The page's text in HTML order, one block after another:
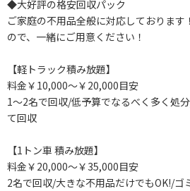
◆大好評の格安回収パック
ご家庭の不用品全般に対応しておりま
ので、一緒にご用意ください！
【軽トラック積み放題】
料金￥10,000～￥20,000目安
1～2名で回収/低予算でなるべく多く処
て回収
【1トン車 積み放題】
料金￥20,000～￥35,000目安
2名で回収/大きな不用品だけでもOK!/ゴ